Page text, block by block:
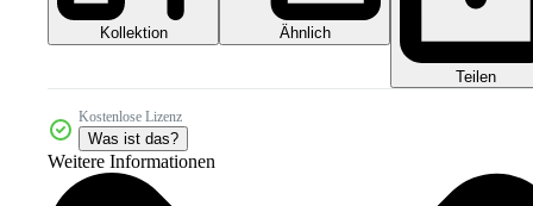
Kollektion Ähnlich
Teilen
Kostenlose Lizenz
Was ist das?
Weitere Informationen